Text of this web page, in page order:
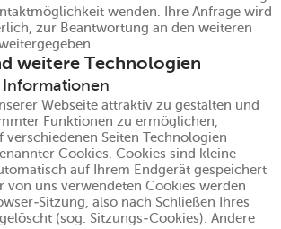
wenden. Ihre Anfrage wird
zur Beantwortung an den weiteren
weitere Technologien
Webseite attraktiv zu gestalten und
Funktionen zu ermöglichen,
Seiten Technologien
Cookies. Cookies sind kleine
auf Ihrem Endgerät gespeichert
von uns verwendeten Cookies werden
Sitzung, also nach Schließen Ihres
(sog. Sitzungs-Cookies). Andere